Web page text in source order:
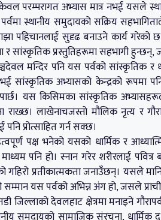
केवल परम्परागत अभ्यास मात्र नभई यसले
पर्वमा स्थानीय समुदायको सक्रिय
पहिचानलाई सुदृढ बनाउने कार्य गरेको
र सांस्कृतिक प्रस्तुतिहरूमा सहभागी
मन्दिर पनि यस पर्वको सांस्कृतिक
सांस्कृतिक अभ्यासको केन्द्रको रूपमा
यस किसिमका सांस्कृतिक
राख्छ। लाखेनाचजस्तो मौलिक नृत्य र
प्रोत्साहित गर्न सक्छ।
पक्ष भनेको यसको धार्मिक र
पनि हो। स्नान गरेर शरीरलाई
प्रतीकात्मकता जनाउँछन्। यसले
सम्मान यस पर्वको अभिन्न अंग हो, जसले
जिल्लाको देवलहाट क्षेत्रमा मनाइने